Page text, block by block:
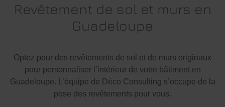
Revêtement de sol et murs en
Guadeloupe
Optez pour des revêtements de sol et de murs originaux
pour personnaliser l’intérieur de votre bâtiment en
Guadeloupe. L’équipe de Déco Consulting s’occupe de la
pose des revêtements pour vous.